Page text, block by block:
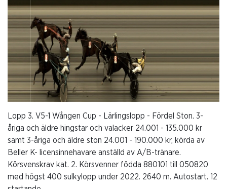
Lopp 3. V5-1 Wången Cup - Lärlingslopp - Fördel Ston. 3-
åriga och äldre hingstar och valacker 24.001 - 135.000 kr
samt 3-åriga och äldre ston 24.001 - 190.000 kr, körda av
Beller K- licensinnehavare anställd av A/B-tränare.
Körsvenskrav kat. 2. Körsvenner födda 880101 till 050820
med högst 400 sulkylopp under 2022. 2640 m. Autostart. 12